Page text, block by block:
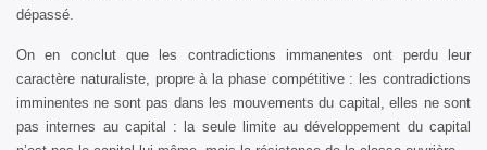
dépassé.
On en conclut que les contradictions immanentes ont perdu leur
caractère naturaliste, propre à la phase compétitive : les contradictions
imminentes ne sont pas dans les mouvements du capital, elles ne sont
pas internes au capital : la seule limite au développement du capital